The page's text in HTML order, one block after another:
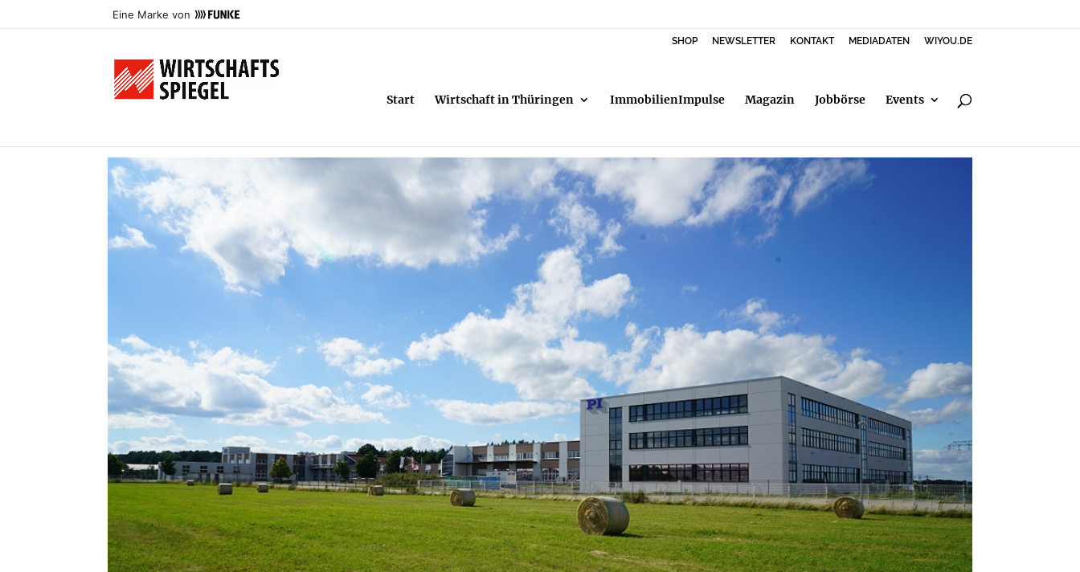
Eine Marke von
SHOP NEWSLETTER KONTAKT MEDIADATEN WIYOU.DE
Start Wirtschaft in Thüringen ImmobilienImpulse Magazin Jobbörse Events